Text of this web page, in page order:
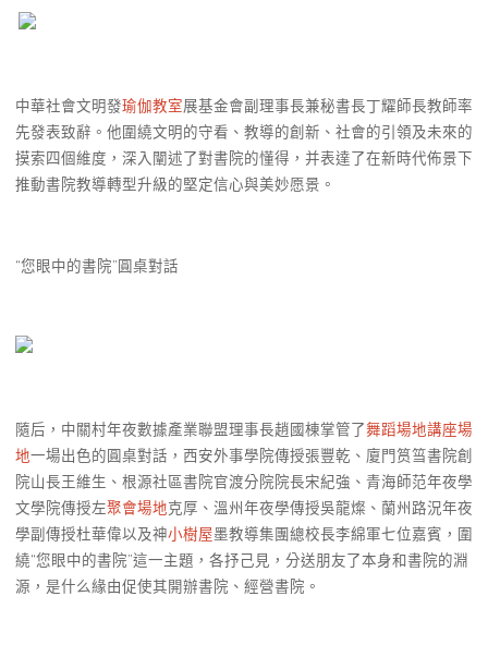
中華社會文明發瑜伽教室展基金會副理事長兼秘書長丁耀師長教師率
先發表致辭。他圍繞文明的守看、教導的創新、社會的引領及未來的
摸索四個維度，深入闡述了對書院的懂得，并表達了在新時代佈景下
推動書院教導轉型升級的堅定信心與美妙愿景。
“您眼中的書院”圓桌對話
隨后，中關村年夜數據產業聯盟理事長趙國棟掌管了舞蹈場地講座場
地一場出色的圓桌對話，西安外事學院傳授張豐乾、廈門筼筜書院創
院山長王維生、根源社區書院官渡分院院長宋紀強、青海師范年夜學
文學院傳授左聚會場地克厚、溫州年夜學傳授吳龍燦、蘭州路況年夜
學副傳授杜華偉以及神小樹屋墨教導集團總校長李綿軍七位嘉賓，圍
繞“您眼中的書院”這一主題，各抒己見，分送朋友了本身和書院的淵
源，是什么緣由促使其開辦書院、經營書院。